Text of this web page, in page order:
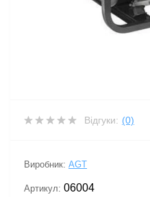
Відгуки: (0)
Виробник: AGT
Артикул: 06004